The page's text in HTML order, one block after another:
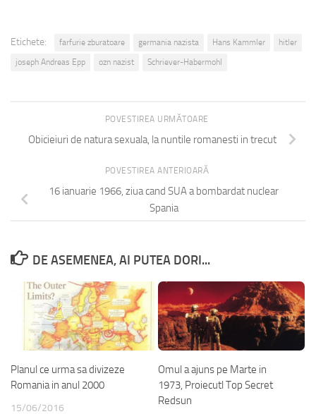
Etichete: farfurie zburatoare germania nazista Hans Kammler
hitler
joseph Andreas Epp
ozn nazist Schriever-Habermohl
POVESTIREA URMĂTOARE
Obicieiuri de natura sexuala, la nuntile romanesti in trecut
POVESTIREA ANTERIOARĂ
16 ianuarie 1966, ziua cand SUA a bombardat nuclear
Spania
DE ASEMENEA, AI PUTEA DORI...
Planul ce urma sa divizeze
Romania in anul 2000
15/06/2016
Omul a ajuns pe Marte in
1973, Proiecutl Top Secret
Redsun